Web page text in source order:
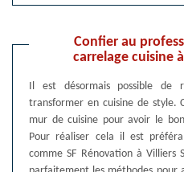
Confier au
carrelage cuisine
Il est désormais possible de
transformer en cuisine de style.
mur de cuisine pour avoir le
Pour réaliser cela il est
comme SF Rénovation à Villiers